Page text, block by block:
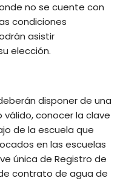
no se cuente con
condiciones
asistir
elección.
disponer de una
conocer la clave
de la escuela que
en las escuelas
única de Registro de
contrato de agua de